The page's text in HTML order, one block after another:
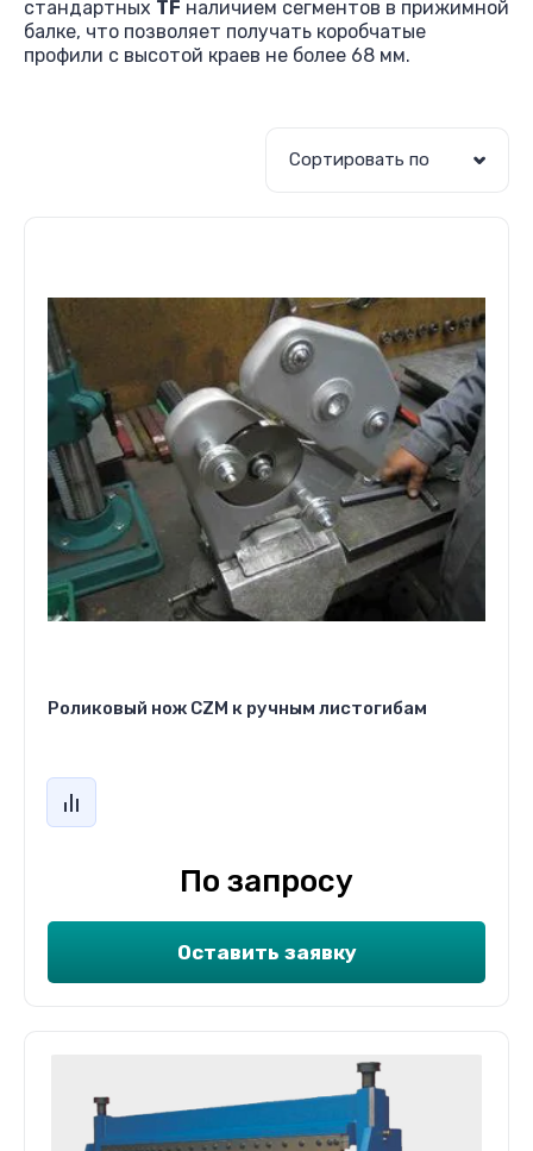
стандартных TF наличием сегментов в прижимной
балке, что позволяет получать коробчатые
профили с высотой краев не более 68 мм.
Сортировать по
Роликовый нож CZM к ручным листогибам
По запросу
Оставить заявку